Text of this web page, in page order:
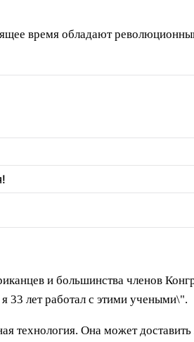
время обладают
и большинства членов
33 лет работал с этими учеными\".
технология. Она может